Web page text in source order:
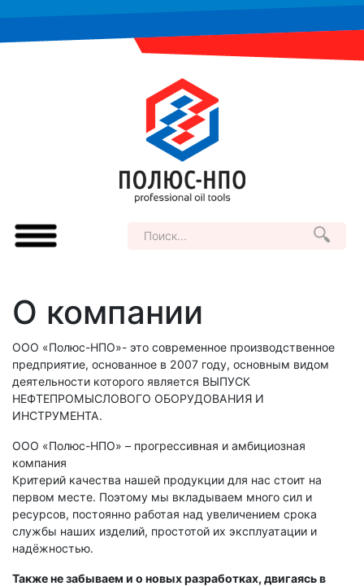
О компании
ООО «Полюс-НПО»- это современное производственное
предприятие, основанное в 2007 году, основным видом
деятельности которого является ВЫПУСК
НЕФТЕПРОМЫСЛОВОГО ОБОРУДОВАНИЯ И
ИНСТРУМЕНТА.
ООО «Полюс-НПО» – прогрессивная и амбициозная
компания
Критерий качества нашей продукции для нас стоит на
первом месте. Поэтому мы вкладываем много сил и
ресурсов, постоянно работая над увеличением срока
службы наших изделий, простотой их эксплуатации и
надёжностью.
Также не забываем и о новых разработках, двигаясь в